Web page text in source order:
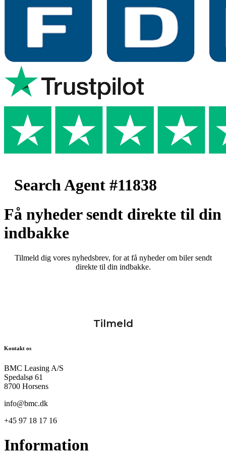
Search Agent #11838
Få nyheder sendt direkte til din
indbakke
Tilmeld dig vores nyhedsbrev, for at få nyheder om biler sendt
direkte til din indbakke.
Kontakt os
BMC Leasing A/S
Spedalsø 61
8700 Horsens
info@bmc.dk
+45 97 18 17 16
Information